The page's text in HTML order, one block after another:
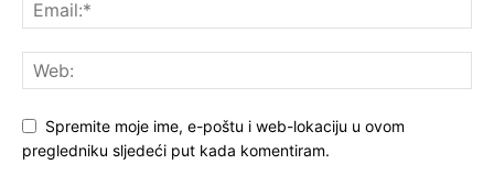
Spremite moje ime, e-poštu i web-lokaciju u ovom
pregledniku sljedeći put kada komentiram.